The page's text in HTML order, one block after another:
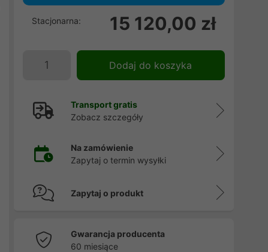
Stacjonarna: 15 120,00 zł
Dodaj do koszyka
Transport gratis
Zobacz szczegóły
Na zamówienie
Zapytaj o termin wysyłki
Zapytaj o produkt
Gwarancja producenta
60 miesiące